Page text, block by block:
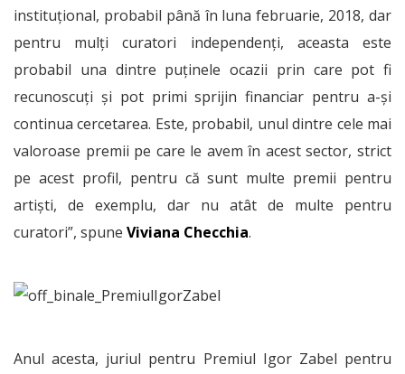
instituțional, probabil până în luna februarie, 2018, dar
pentru mulți curatori independenți, aceasta este
probabil una dintre puținele ocazii prin care pot fi
recunoscuți și pot primi sprijin financiar pentru a-și
continua cercetarea. Este, probabil, unul dintre cele mai
valoroase premii pe care le avem în acest sector, strict
pe acest profil, pentru că sunt multe premii pentru
artiști, de exemplu, dar nu atât de multe pentru
curatori”, spune Viviana Checchia.
Anul acesta, juriul pentru Premiul Igor Zabel pentru